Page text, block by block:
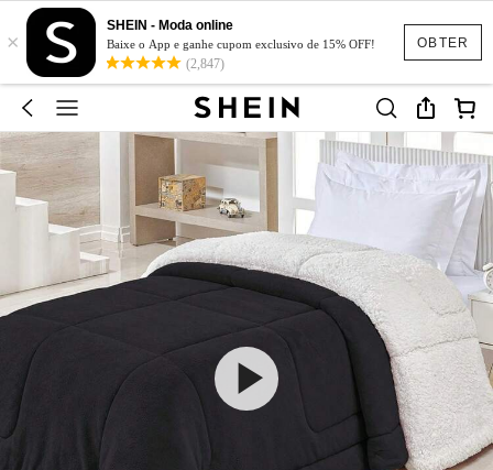
OBTER
×
SHEIN - Moda online
Baixe o App e ganhe cupom exclusivo de 15% OFF!
(2,847)